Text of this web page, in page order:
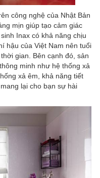
công nghệ của Nhật Bản
mịn giúp tạo cảm giác
Inax có khả năng chịu
hậu của Việt Nam nên tuổi
gian. Bên cạnh đó, sản
minh như hệ thống xả
xả êm, khả năng tiết
lại cho bạn sự hài